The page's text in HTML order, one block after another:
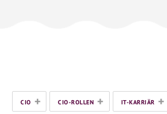
CIO + CIO-ROLLEN + IT-KARRIÄR +